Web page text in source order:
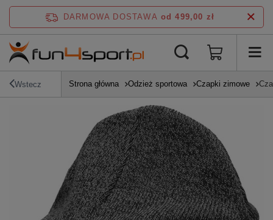
DARMOWA DOSTAWA od 499,00 zł
Wstecz Strona główna Odzież sportowa Czapki zimowe